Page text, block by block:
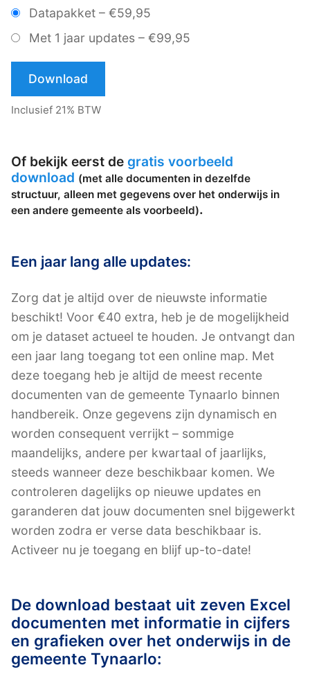
Datapakket – €59,95
Met 1 jaar updates – €99,95
Download
Inclusief 21% BTW
Of bekijk eerst de gratis voorbeeld
download (met alle documenten in dezelfde
structuur, alleen met gegevens over het onderwijs in
een andere gemeente als voorbeeld).
Een jaar lang alle updates:
Zorg dat je altijd over de nieuwste informatie
beschikt! Voor €40 extra, heb je de mogelijkheid
om je dataset actueel te houden. Je ontvangt dan
een jaar lang toegang tot een online map. Met
deze toegang heb je altijd de meest recente
documenten van de gemeente Tynaarlo binnen
handbereik. Onze gegevens zijn dynamisch en
worden consequent verrijkt – sommige
maandelijks, andere per kwartaal of jaarlijks,
steeds wanneer deze beschikbaar komen. We
controleren dagelijks op nieuwe updates en
garanderen dat jouw documenten snel bijgewerkt
worden zodra er verse data beschikbaar is.
Activeer nu je toegang en blijf up-to-date!
De download bestaat uit zeven Excel
documenten met informatie in cijfers
en grafieken over het onderwijs in de
gemeente Tynaarlo: